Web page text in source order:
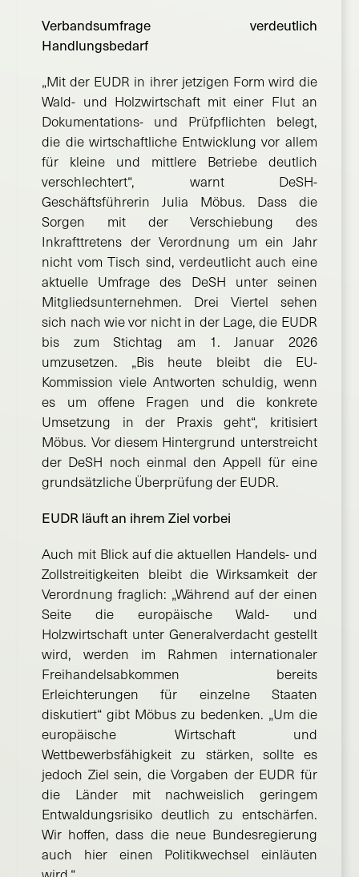
Verbandsumfrage verdeutlich
Handlungsbedarf
„Mit der EUDR in ihrer jetzigen Form wird die
Wald- und Holzwirtschaft mit einer Flut an
Dokumentations- und Prüfpflichten belegt,
die die wirtschaftliche Entwicklung vor allem
für kleine und mittlere Betriebe deutlich
verschlechtert“, warnt DeSH-
Geschäftsführerin Julia Möbus. Dass die
Sorgen mit der Verschiebung des
Inkrafttretens der Verordnung um ein Jahr
nicht vom Tisch sind, verdeutlicht auch eine
aktuelle Umfrage des DeSH unter seinen
Mitgliedsunternehmen. Drei Viertel sehen
sich nach wie vor nicht in der Lage, die EUDR
bis zum Stichtag am 1. Januar 2026
umzusetzen. „Bis heute bleibt die EU-
Kommission viele Antworten schuldig, wenn
es um offene Fragen und die konkrete
Umsetzung in der Praxis geht“, kritisiert
Möbus. Vor diesem Hintergrund unterstreicht
der DeSH noch einmal den Appell für eine
grundsätzliche Überprüfung der EUDR.
EUDR läuft an ihrem Ziel vorbei
Auch mit Blick auf die aktuellen Handels- und
Zollstreitigkeiten bleibt die Wirksamkeit der
Verordnung fraglich: „Während auf der einen
Seite die europäische Wald- und
Holzwirtschaft unter Generalverdacht gestellt
wird, werden im Rahmen internationaler
Freihandelsabkommen bereits
Erleichterungen für einzelne Staaten
diskutiert“ gibt Möbus zu bedenken. „Um die
europäische Wirtschaft und
Wettbewerbsfähigkeit zu stärken, sollte es
jedoch Ziel sein, die Vorgaben der EUDR für
die Länder mit nachweislich geringem
Entwaldungsrisiko deutlich zu entschärfen.
Wir hoffen, dass die neue Bundesregierung
auch hier einen Politikwechsel einläuten